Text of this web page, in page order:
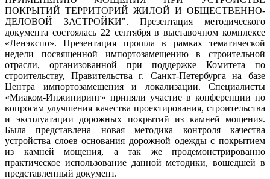
ПОКРЫТИЙ ТЕРРИТОРИЙ ЖИЛОЙ И ОБЩЕСТВЕННО-
ДЕЛОВОЙ ЗАСТРОЙКИ". Презентация методического
документа состоялась 22 сентября в выставочном комплексе
«Ленэкспо». Презентация прошла в рамках тематической
недели посвященной импортозамещению в строительной
отрасли, организованной при поддержке Комитета по
строительству, Правительства г. Санкт-Петербурга на базе
Центра импортозамещения и локализации. Специалисты
«Миаком-Инжиниринг» приняли участие в конференции по
вопросам улучшения качества проектирования, строительства
и эксплуатации дорожных покрытий из камней мощения.
Была представлена новая методика контроля качества
устройства слоев основания дорожной одежды с покрытием
из камней мощения, а так же продемонстрированно
практическое использование данной методики, вошедшей в
представленный документ.